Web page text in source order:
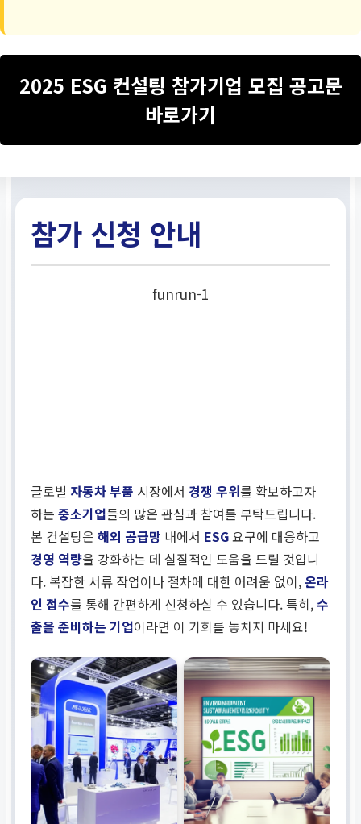
2025 ESG 컨설팅 참가기업 모집 공고문
바로가기
참가 신청 안내
funrun-1
글로벌 자동차 부품 시장에서 경쟁 우위를 확보하고자
하는중소기업들의 많은 관심과 참여를 부탁드립니다.
본 컨설팅은해외 공급망 내에서 ESG요구에 대응하고
경영 역량을 강화하는 데 실질적인 도움을 드릴 것입니
다. 복잡한 서류 작업이나 절차에 대한 어려움 없이,온라
인 접수를 통해 간편하게 신청하실 수 있습니다. 특히,수
출을 준비하는 기업이라면 이 기회를 놓치지 마세요!